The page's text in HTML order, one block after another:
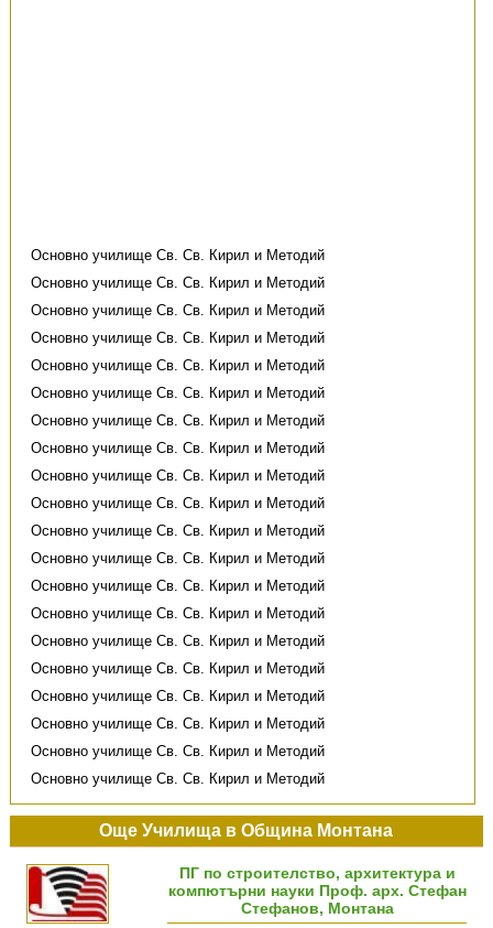
Основно училище Св. Св. Кирил и Методий
Основно училище Св. Св. Кирил и Методий
Основно училище Св. Св. Кирил и Методий
Основно училище Св. Св. Кирил и Методий
Основно училище Св. Св. Кирил и Методий
Основно училище Св. Св. Кирил и Методий
Основно училище Св. Св. Кирил и Методий
Основно училище Св. Св. Кирил и Методий
Основно училище Св. Св. Кирил и Методий
Основно училище Св. Св. Кирил и Методий
Основно училище Св. Св. Кирил и Методий
Основно училище Св. Св. Кирил и Методий
Основно училище Св. Св. Кирил и Методий
Основно училище Св. Св. Кирил и Методий
Основно училище Св. Св. Кирил и Методий
Основно училище Св. Св. Кирил и Методий
Основно училище Св. Св. Кирил и Методий
Основно училище Св. Св. Кирил и Методий
Основно училище Св. Св. Кирил и Методий
Основно училище Св. Св. Кирил и Методий
Още Училища в Община Монтана
ПГ по строителство, архитектура и
компютърни науки Проф. арх. Стефан
Стефанов, Монтана